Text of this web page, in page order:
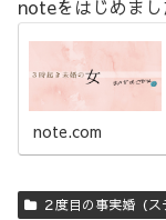
noteをはじめまし
note.com
２度目の事実婚（ス